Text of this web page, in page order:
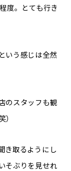
度。とても行き
いう感じは全然
のスタッフも観
き取るようにし
そぶりを見せれ